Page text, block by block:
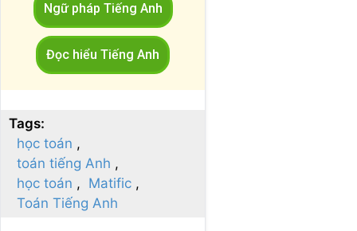
Ngữ pháp Tiếng Anh
Đọc hiểu Tiếng Anh
Tags:
học toán
toán tiếng Anh
học toán
Matific
Toán Tiếng Anh